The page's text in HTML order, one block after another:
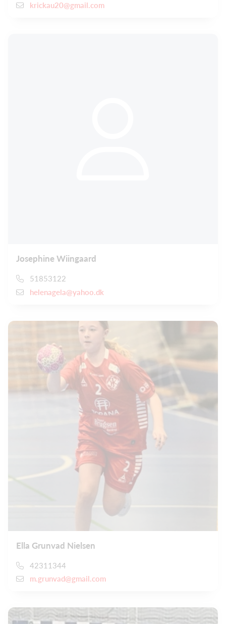
krickau20@gmail.com
Josephine Wiingaard
51853122
helenagela@yahoo.dk
Ella Grunvad Nielsen
42311344
m.grunvad@gmail.com